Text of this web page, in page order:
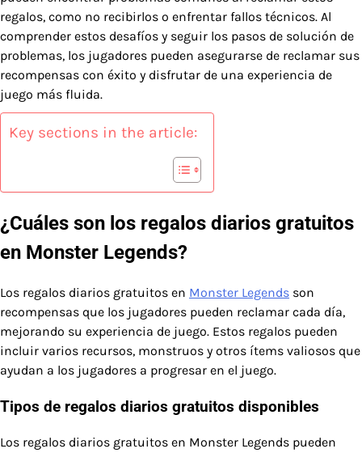
regalos, como no recibirlos o enfrentar fallos técnicos. Al
comprender estos desafíos y seguir los pasos de solución de
problemas, los jugadores pueden asegurarse de reclamar sus
recompensas con éxito y disfrutar de una experiencia de
juego más fluida.
Key sections in the article:
¿Cuáles son los regalos diarios gratuitos
en Monster Legends?
Los regalos diarios gratuitos en Monster Legends son
recompensas que los jugadores pueden reclamar cada día,
mejorando su experiencia de juego. Estos regalos pueden
incluir varios recursos, monstruos y otros ítems valiosos que
ayudan a los jugadores a progresar en el juego.
Tipos de regalos diarios gratuitos disponibles
Los regalos diarios gratuitos en Monster Legends pueden